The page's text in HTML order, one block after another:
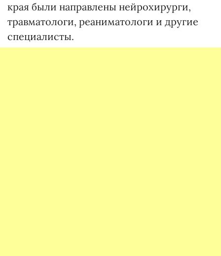
края были направлены нейрохирурги,
травматологи, реаниматологи и другие
специалисты.